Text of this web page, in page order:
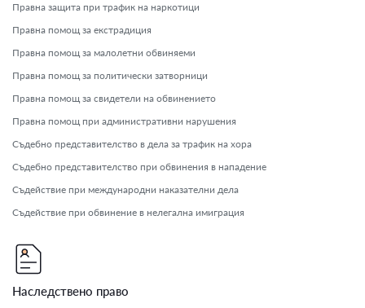
Правна защита при трафик на наркотици
Правна помощ за екстрадиция
Правна помощ за малолетни обвиняеми
Правна помощ за политически затворници
Правна помощ за свидетели на обвинението
Правна помощ при административни нарушения
Съдебно представителство в дела за трафик на хора
Съдебно представителство при обвинения в нападение
Съдействие при международни наказателни дела
Съдействие при обвинение в нелегална имиграция
Наследствено право